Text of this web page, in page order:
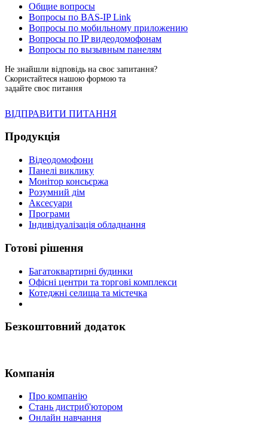
Общие вопросы
Вопросы по BAS-IP Link
Вопросы по мобильному приложению
Вопросы по IP видеодомофонам
Вопросы по вызывным панелям
Не знайшли відповідь на своє запитання?
Скористайтеся нашою формою та
задайте своє питання
ВІДПРАВИТИ ПИТАННЯ
Продукція
Відеодомофони
Панелі виклику
Монітор консьєржа
Розумний дім
Аксесуари
Програми
Індивідуалізація обладнання
Готові рішення
Багатоквартирні будинки
Офісні центри та торгові комплекси
Котеджні селища та містечка
Безкоштовний додаток
Компанія
Про компанію
Стань дистриб'ютором
Онлайн навчання